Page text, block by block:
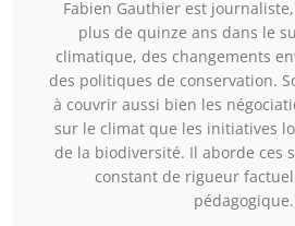
Fabien Gauthier est
plus de quinze ans dans le
climatique, des changements
des politiques de conservation.
à couvrir aussi bien les
sur le climat que les initiatives
de la biodiversité. Il aborde ces
constant de rigueur
pédagogique.